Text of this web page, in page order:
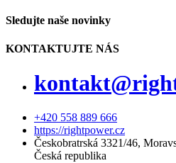
Sledujte naše novinky
KONTAKTUJTE NÁS
+420 558 889 666
https://rightpower.cz
Českobratrská 3321/46,
Česká republika